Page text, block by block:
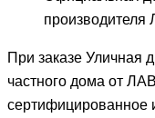
При заказе Уличная
частного дома от